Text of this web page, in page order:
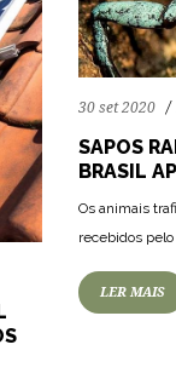
30 set 2020
SAPOS
BRASIL
Os animais
recebidos
LER MAIS